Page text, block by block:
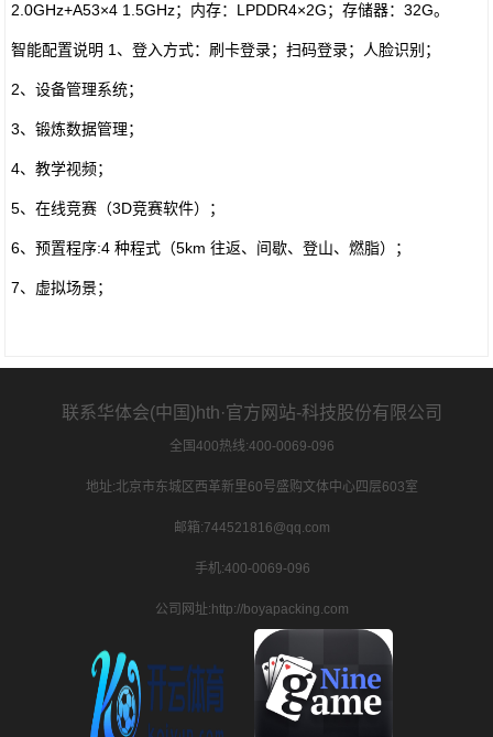
2.0GHz+A53×4 1.5GHz；内存：LPDDR4×2G；存储器：32G。
智能配置说明 1、登入方式：刷卡登录；扫码登录；人脸识别；
2、设备管理系统；
3、锻炼数据管理；
4、教学视频；
5、在线竞赛（3D竞赛软件）；
6、预置程序:4 种程式（5km 往返、间歇、登山、燃脂）；
7、虚拟场景；
联系华体会(中国)hth·官方网站-科技股份有限公司
全国400热线:400-0069-096
地址:北京市东城区西革新里60号盛购文体中心四层603室
邮箱:744521816@qq.com
手机:400-0069-096
公司网址:http://boyapacking.com